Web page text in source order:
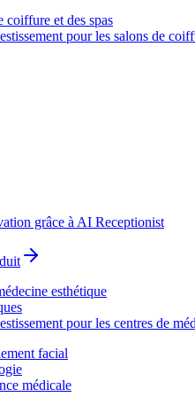
coiffure et des spas
pour les salons de
grâce à AI Receptionist
esthétique
pour les centres de
facial
médicale